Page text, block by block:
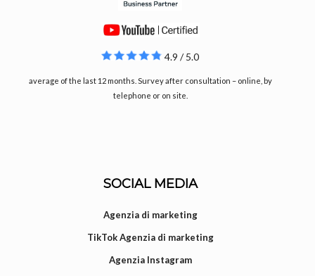
4.9 / 5.0
average of the last 12 months. Survey after consultation – online, by
telephone or on site.
SOCIAL MEDIA
Agenzia di marketing
TikTok Agenzia di marketing
Agenzia Instagram